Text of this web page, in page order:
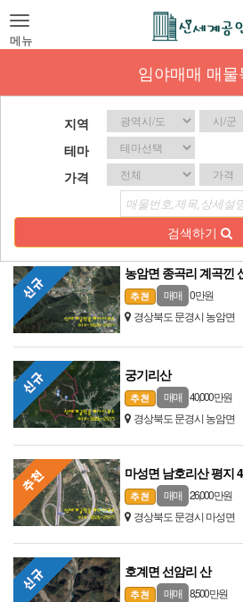
Toggle
navigation
메뉴
임야매매 매물
지역
테마
가격
검색하기
농암면 종곡리 계곡낀
매매
0 만원
경상북도 문경시 농암면
궁기리산
매매
40,000 만원
경상북도 문경시 농암면
마성면 남호리산 평지
매매
26,000 만원
경상북도 문경시 마성면
호계면 선암리 산
매매
8,500 만원